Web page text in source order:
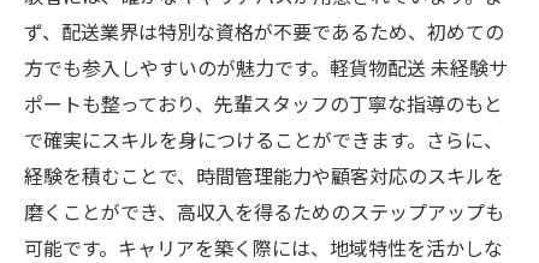
ず、配送業界は特別な資格が不要であるため、初めての
方でも参入しやすいのが魅力です。軽貨物配送 未経験サ
ポートも整っており、先輩スタッフの丁寧な指導のもと
で確実にスキルを身につけることができます。さらに、
経験を積むことで、時間管理能力や顧客対応のスキルを
磨くことができ、高収入を得るためのステップアップも
可能です。キャリアを築く際には、地域特性を活かしな